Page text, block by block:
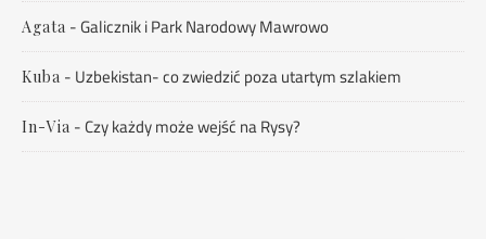
Agata -Galicznik i Park Narodowy Mawrowo
Kuba -Uzbekistan- co zwiedzić poza utartym szlakiem
In-Via -Czy każdy może wejść na Rysy?